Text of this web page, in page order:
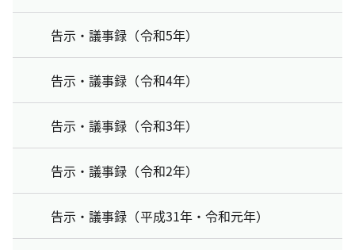
告示・議事録（令和5年）
告示・議事録（令和4年）
告示・議事録（令和3年）
告示・議事録（令和2年）
告示・議事録（平成31年・令和元年）